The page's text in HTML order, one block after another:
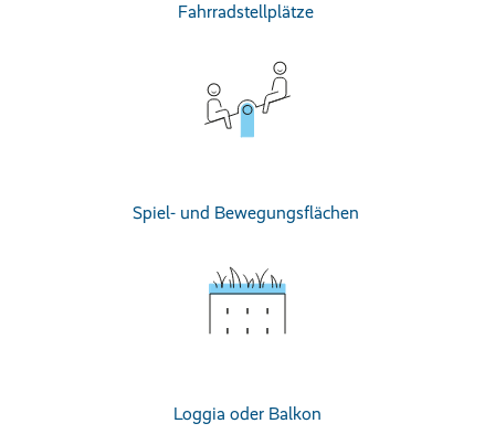
Fahrradstellplätze
Spiel- und Bewegungsflächen
Loggia oder Balkon